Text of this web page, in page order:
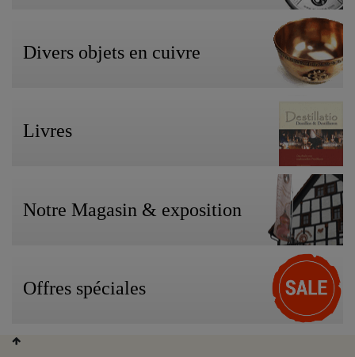
Divers objets en cuivre
Livres
Notre Magasin & exposition
Offres spéciales